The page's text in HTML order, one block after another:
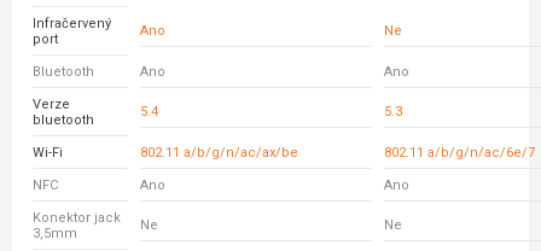
Infračervený
port
Ano Ne
Bluetooth Ano Ano
Verze
bluetooth
5.4 5.3
Wi-Fi 802.11 a/b/g/n/ac/ax/be 802.11 a/b/g/n/ac/6e/7
NFC Ano Ano
Konektor jack
3,5mm
Ne Ne